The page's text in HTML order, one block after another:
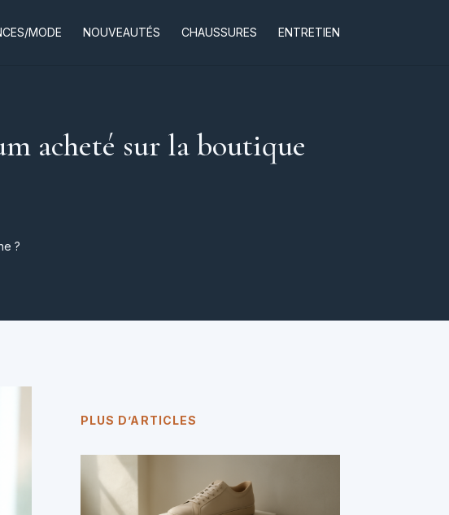
MODE NOUVEAUTÉS CHAUSSURES ENTRETIEN
acheté sur la boutique
?
PLUS D’ARTICLES